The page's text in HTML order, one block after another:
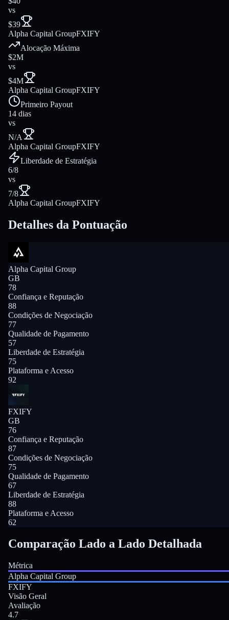
vs
$39
Alpha Capital GroupFXIFY
Alocação Máxima
$2M
vs
$4M
Alpha Capital GroupFXIFY
Primeiro Payout
14 dias
vs
N/A
Alpha Capital GroupFXIFY
Liberdade de Estratégia
6/8
vs
7/8
Alpha Capital GroupFXIFY
Detalhes da Pontuação
Alpha Capital Group
GB
78
Confiança e Reputação
88
Condições de Negociação
77
Qualidade de Pagamento
57
Liberdade de Estratégia
75
Plataforma e Acesso
92
FXIFY
GB
76
Confiança e Reputação
87
Condições de Negociação
75
Qualidade de Pagamento
67
Liberdade de Estratégia
88
Plataforma e Acesso
62
Comparação Lado a Lado Detalhada
Métrica
Alpha Capital Group
FXIFY
Visão Geral
Avaliação
4.7